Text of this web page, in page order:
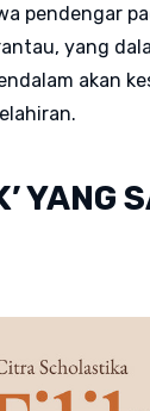
pendengar
yang
akan
YANG